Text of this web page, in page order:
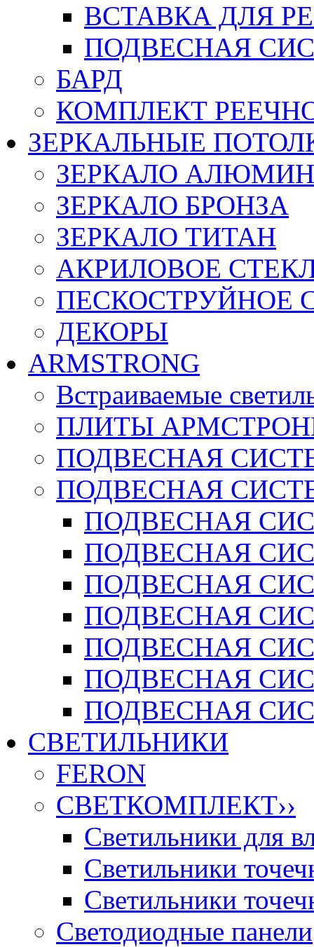
ВСТАВКА ДЛЯ
ПОДВЕСНАЯ
БАРД
КОМПЛЕКТ
ЗЕРКАЛЬНЫЕ
ЗЕРКАЛО
ЗЕРКАЛО БРОНЗА
ЗЕРКАЛО ТИТАН
АКРИЛОВОЕ
ПЕСКОСТРУЙНОЕ
ДЕКОРЫ
ARMSTRONG
Встраиваемые
ПЛИТЫ
ПОДВЕСНАЯ
ПОДВЕСНАЯ
ПОДВЕСНАЯ
ПОДВЕСНАЯ
ПОДВЕСНАЯ
ПОДВЕСНАЯ
ПОДВЕСНАЯ
ПОДВЕСНАЯ
ПОДВЕСНАЯ
СВЕТИЛЬНИКИ
FERON
СВЕТКОМПЛЕКТ››
Светильники для
Светильники
Светильники
Светодиодные панели